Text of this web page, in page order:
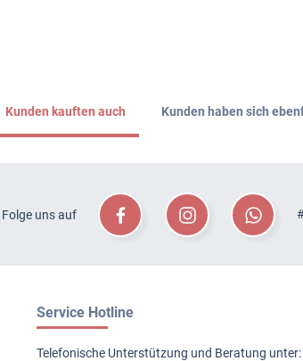
Kunden kauften auch Kunden haben sich
Folge uns auf
Service Hotline
Telefonische Unterstützung und Beratung unter: